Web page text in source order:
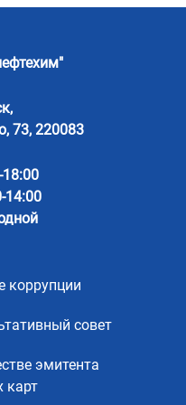
73, 220083
18:00
14:00
коррупции
совет
эмитента
карт